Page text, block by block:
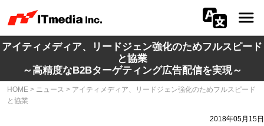
会社情報
IR
アイティメディア、リードジェン強化のためフルスピード
と協業
～高精度なB2Bターゲティング広告配信を実現～
HOME > ニュース > アイティメディア、リードジェン強化のためフルスピード
と協業
2018年05月15日